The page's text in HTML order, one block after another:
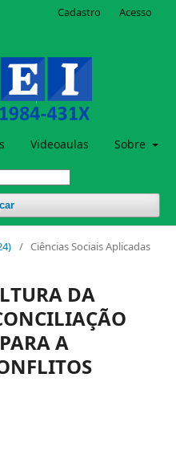
Videoaulas Sobre
Cadastro Acesso
/ Ciências Sociais Aplicadas
DA
A